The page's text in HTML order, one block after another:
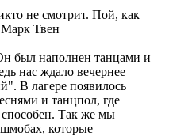
не смотрит. Пой, как
Твен
был наполнен танцами и
нас ждало вечернее
В лагере появилось
и танцпол, где
способен. Так же мы
которые